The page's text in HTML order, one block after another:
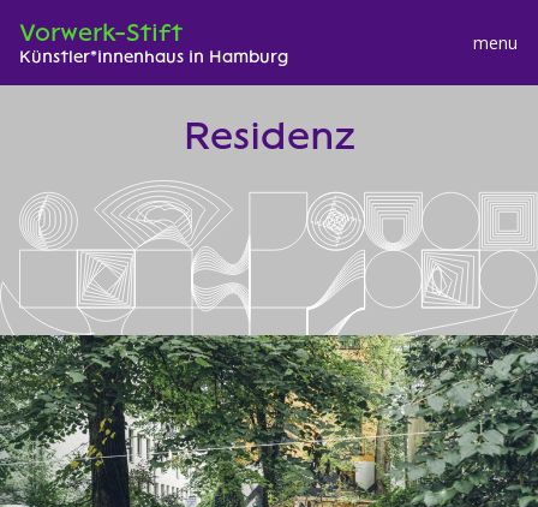
c
o
n
t
e
n
t
Vorwerk-Stift
Künstler*innenhaus in Hamburg
menu
Residenz